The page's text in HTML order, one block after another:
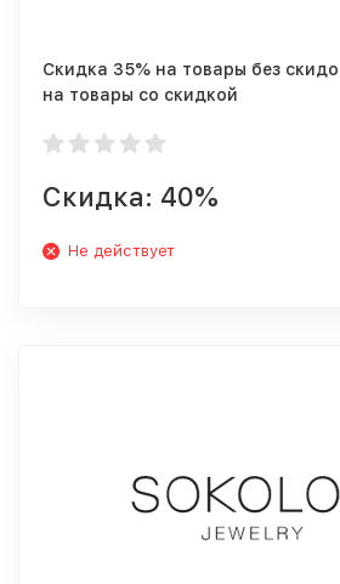
Скидка 35% на товары без
на товары со скидкой
Скидка: 40%
Не действует